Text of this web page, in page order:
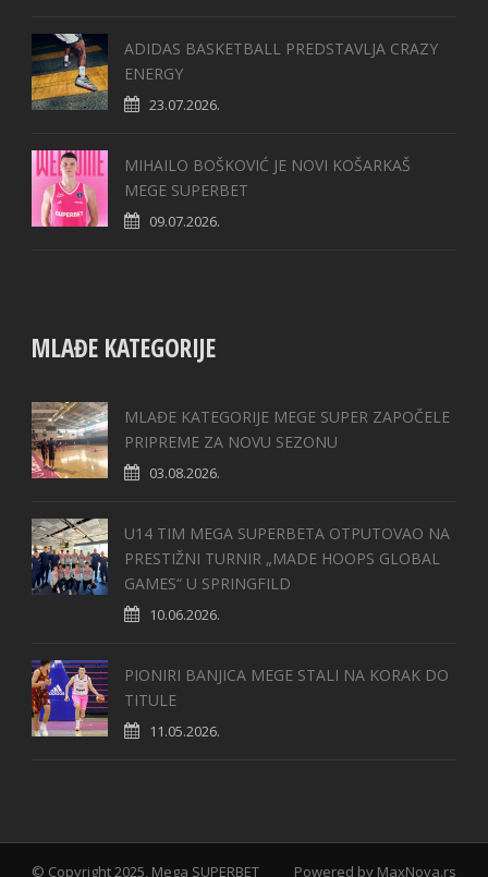
ADIDAS BASKETBALL PREDSTAVLJA CRAZY
ENERGY
23.07.2026.
MIHAILO BOŠKOVIĆ JE NOVI KOŠARKAŠ
MEGE SUPERBET
09.07.2026.
MLAĐE KATEGORIJE
MLAĐE KATEGORIJE MEGE SUPER ZAPOČELE
PRIPREME ZA NOVU SEZONU
03.08.2026.
U14 TIM MEGA SUPERBETA OTPUTOVAO NA
PRESTIŽNI TURNIR „MADE HOOPS GLOBAL
GAMES“ U SPRINGFILD
10.06.2026.
PIONIRI BANJICA MEGE STALI NA KORAK DO
TITULE
11.05.2026.
© Copyright 2025, Mega SUPERBET Powered by MaxNova.rs